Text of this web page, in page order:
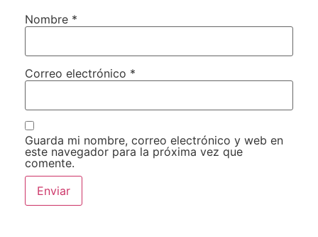
Nombre *
Correo electrónico *
Guarda mi nombre, correo electrónico y web en
este navegador para la próxima vez que
comente.